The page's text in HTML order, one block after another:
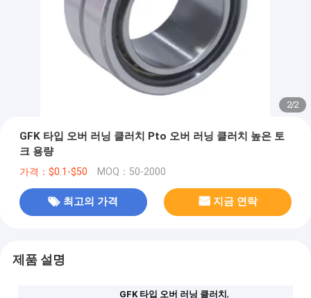
2/2
GFK 타입 오버 러닝 클러치 Pto 오버 러닝 클러치 높은 토
크 용량
가격：$0.1-$50 MOQ：50-2000
최고의 가격 지금 연락
제품 설명
GFK 타입 오버 러닝 클러치,